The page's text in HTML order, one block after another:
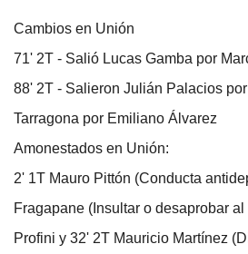
Cambios en Unión
71' 2T - Salió Lucas Gamba por
88' 2T - Salieron Julián Palacios
Tarragona por Emiliano Álvarez
Amonestados en Unión:
2' 1T Mauro Pittón (Conducta
Fragapane (Insultar o desaprobar
Profini y 32' 2T Mauricio Martínez